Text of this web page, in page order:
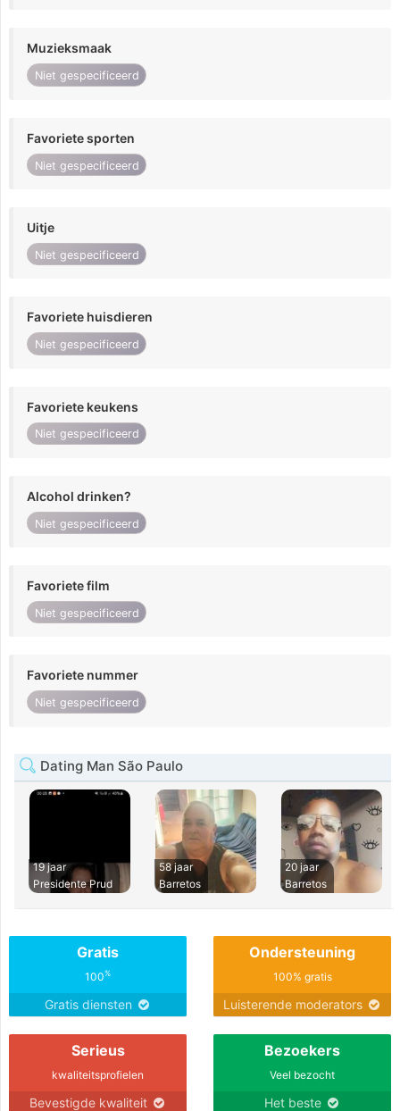
Muzieksmaak
Niet gespecificeerd
Favoriete sporten
Niet gespecificeerd
Uitje
Niet gespecificeerd
Favoriete huisdieren
Niet gespecificeerd
Favoriete keukens
Niet gespecificeerd
Alcohol drinken?
Niet gespecificeerd
Favoriete film
Niet gespecificeerd
Favoriete nummer
Niet gespecificeerd
Dating Man São Paulo
19 jaar
Presidente Prud
58 jaar
Barretos
20 jaar
Barretos
Gratis
100%
Gratis diensten
Ondersteuning
100% gratis
Luisterende moderators
Serieus
kwaliteitsprofielen
Bevestigde kwaliteit
Bezoekers
Veel bezocht
Het beste